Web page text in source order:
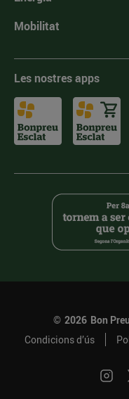
Mobilitat
Les nostres apps
© 2026 Bon
Condicions d’ús